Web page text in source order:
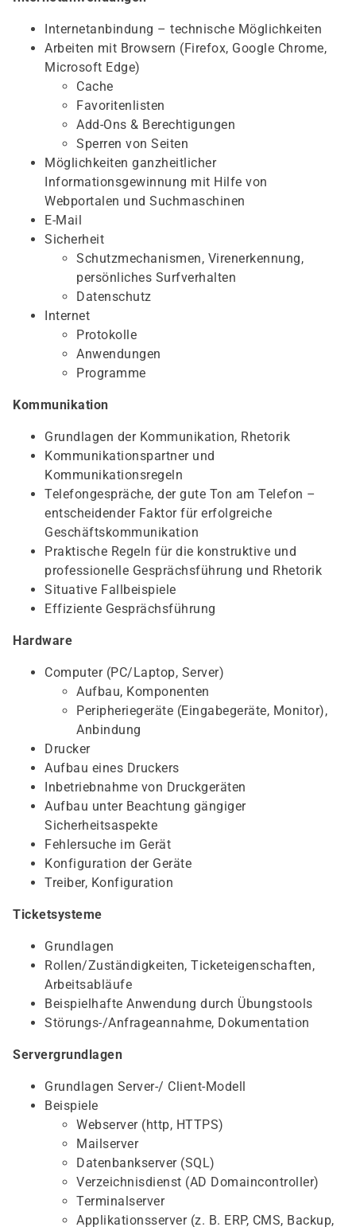
Internetanbindung – technische Möglichkeiten
Arbeiten mit Browsern (Firefox, Google Chrome,
Microsoft Edge)
Cache
Favoritenlisten
Add-Ons & Berechtigungen
Sperren von Seiten
Möglichkeiten ganzheitlicher
Informationsgewinnung mit Hilfe von
Webportalen und Suchmaschinen
E-Mail
Sicherheit
Schutzmechanismen, Virenerkennung,
persönliches Surfverhalten
Datenschutz
Internet
Protokolle
Anwendungen
Programme
Kommunikation
Grundlagen der Kommunikation, Rhetorik
Kommunikationspartner und
Kommunikationsregeln
Telefongespräche, der gute Ton am Telefon –
entscheidender Faktor für erfolgreiche
Geschäftskommunikation
Praktische Regeln für die konstruktive und
professionelle Gesprächsführung und Rhetorik
Situative Fallbeispiele
Effiziente Gesprächsführung
Hardware
Computer (PC/Laptop, Server)
Aufbau, Komponenten
Peripheriegeräte (Eingabegeräte, Monitor),
Anbindung
Drucker
Aufbau eines Druckers
Inbetriebnahme von Druckgeräten
Aufbau unter Beachtung gängiger
Sicherheitsaspekte
Fehlersuche im Gerät
Konfiguration der Geräte
Treiber, Konfiguration
Ticketsysteme
Grundlagen
Rollen/Zuständigkeiten, Ticketeigenschaften,
Arbeitsabläufe
Beispielhafte Anwendung durch Übungstools
Störungs-/Anfrageannahme, Dokumentation
Servergrundlagen
Grundlagen Server-/ Client-Modell
Beispiele
Webserver (http, HTTPS)
Mailserver
Datenbankserver (SQL)
Verzeichnisdienst (AD Domaincontroller)
Terminalserver
Applikationsserver (z. B. ERP, CMS, Backup,